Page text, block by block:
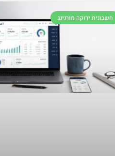
חשבונית ירוקה מורנינג